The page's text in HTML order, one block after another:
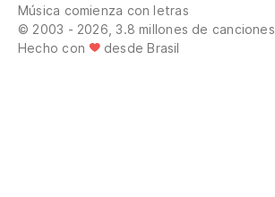
Música comienza con letras
© 2003 - 2026, 3.8 millones de canciones
Hecho con
desde Brasil